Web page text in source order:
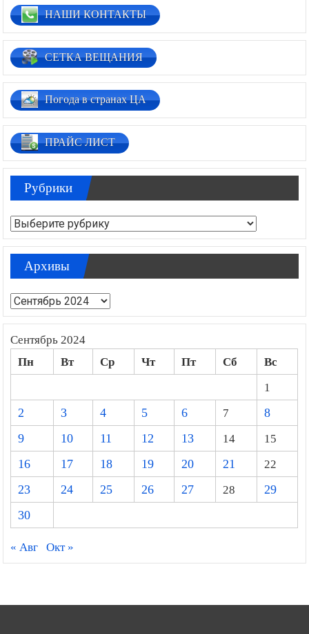
НАШИ КОНТАКТЫ
СЕТКА ВЕЩАНИЯ
Погода в странах ЦА
ПРАЙС ЛИСТ
Рубрики
Рубрики
Архивы
Архивы
Сентябрь 2024
Пн Вт Ср Чт Пт Сб
Вс
1
2
3 4 5 6 7
8
9
10 11 12 13 14
15
16
17 18 19 20 21
22
23
24 25 26 27 28
29
30
« Авг Окт »